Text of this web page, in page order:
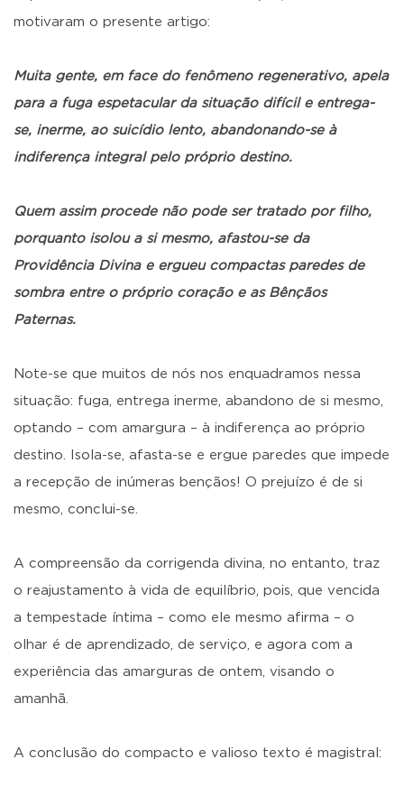
motivaram o presente artigo:
Muita gente, em face do fenômeno regenerativo, apela
para a fuga espetacular da situação difícil e entrega-
se, inerme, ao suicídio lento, abandonando-se à
indiferença integral pelo próprio destino.
Quem assim procede não pode ser tratado por filho,
porquanto isolou a si mesmo, afastou-se da
Providência Divina e ergueu compactas paredes de
sombra entre o próprio coração e as Bênçãos
Paternas.
Note-se que muitos de nós nos enquadramos nessa
situação: fuga, entrega inerme, abandono de si mesmo,
optando – com amargura – à indiferença ao próprio
destino. Isola-se, afasta-se e ergue paredes que impede
a recepção de inúmeras bençãos! O prejuízo é de si
mesmo, conclui-se.
A compreensão da corrigenda divina, no entanto, traz
o reajustamento à vida de equilíbrio, pois, que vencida
a tempestade íntima – como ele mesmo afirma – o
olhar é de aprendizado, de serviço, e agora com a
experiência das amarguras de ontem, visando o
amanhã.
A conclusão do compacto e valioso texto é magistral: